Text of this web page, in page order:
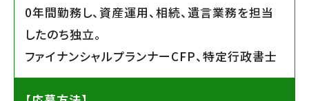
0年間勤務し、資産運用、相続、遺言業務を担当
したのち独立。
ファイナンシャルプランナーCFP、特定行政書士